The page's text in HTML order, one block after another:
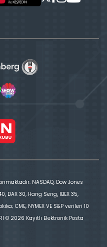
NASDAQ, Dow Jones
DAX 30, Hang Seng, IBEX 35,
CME, NYMEX VE S&P verileri 10
© 2026 Kayıtlı Elektronik Posta